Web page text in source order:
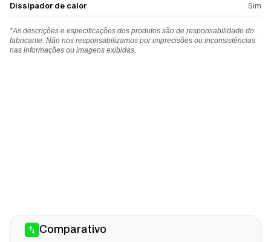
Dissipador de calor Sim
*As descrições e especificações dos produtos são de responsabilidade do
fabricante. Não nos responsabilizamos por imprecisões ou inconsistências
nas informações ou imagens exibidas.
Comparativo